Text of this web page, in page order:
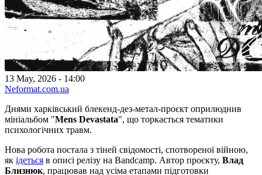
13 May, 2026 - 14:00
Neformat.com.ua
Днями харківський блекенд-дез-метал-проєкт оприлюднив
мініальбом "Mens Devastata", що торкається тематики
психологічних травм.
Нова робота постала з тіней свідомості, спотвореної війною,
як ідеться в описі релізу на Bandcamp. Автор проєкту, Влад
Близнюк, працював над усіма етапами підготовки